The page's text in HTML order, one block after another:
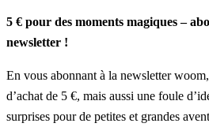
5 € pour des moments magiques –
newsletter !
En vous abonnant à la newsletter
d’achat de 5 €, mais aussi une foule
surprises pour de petites et grandes